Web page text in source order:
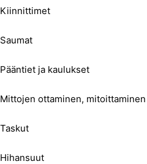
Kiinnittimet
Saumat
Pääntiet ja kaulukset
Mittojen ottaminen, mitoittaminen
Taskut
Hihansuut